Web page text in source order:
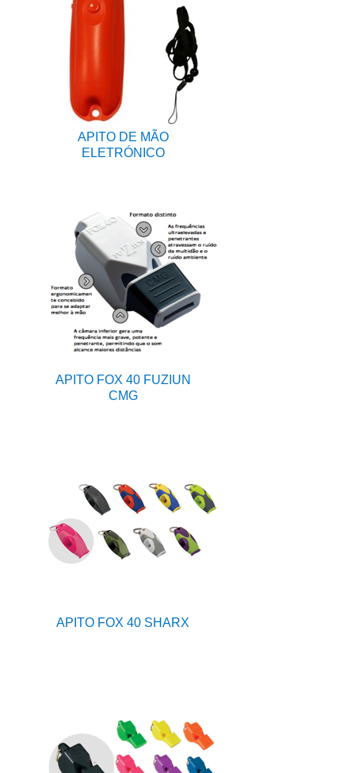
APITO DE MÃO
ELETRÓNICO
APITO FOX 40 FUZIUN
CMG
APITO FOX 40 SHARX